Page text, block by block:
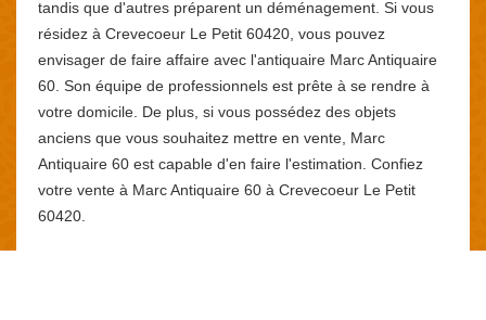
tandis que d'autres préparent un déménagement. Si vous
résidez à Crevecoeur Le Petit 60420, vous pouvez
envisager de faire affaire avec l'antiquaire Marc Antiquaire
60. Son équipe de professionnels est prête à se rendre à
votre domicile. De plus, si vous possédez des objets
anciens que vous souhaitez mettre en vente, Marc
Antiquaire 60 est capable d'en faire l'estimation. Confiez
votre vente à Marc Antiquaire 60 à Crevecoeur Le Petit
60420.